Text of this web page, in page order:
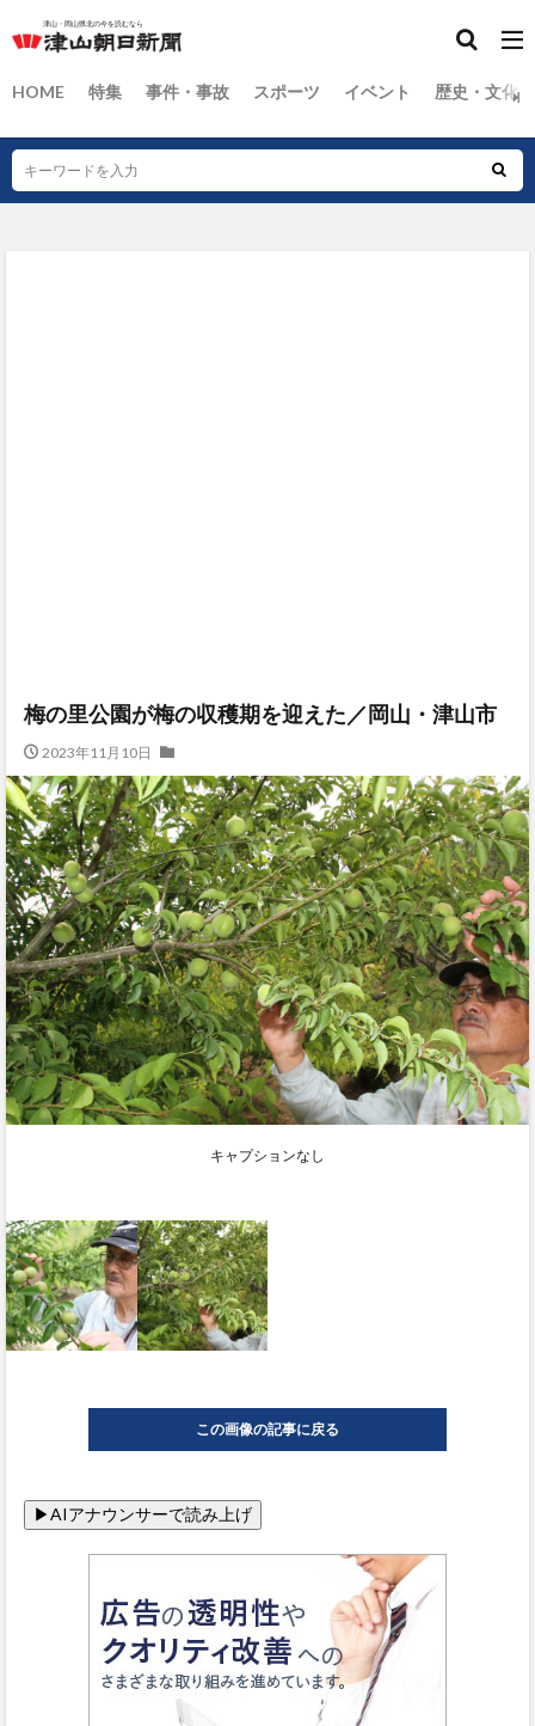
HOME 特集 事件・事故 スポーツ イベント 歴史・文化
梅の里公園が梅の収穫期を迎えた／岡山・津山市
2023年11月10日
キャプションなし
この画像の記事に戻る